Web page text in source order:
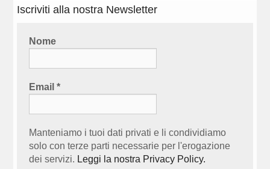
Iscriviti alla nostra Newsletter
Nome
Email*
Manteniamo i tuoi dati privati e li condividiamo
solo con terze parti necessarie per l'erogazione
dei servizi. Leggi la nostra Privacy Policy.